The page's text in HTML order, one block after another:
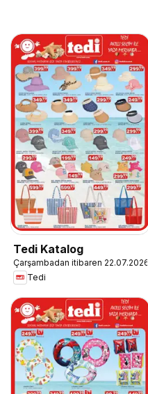
Tedi Katalog
Çarşambadan itibaren 22.07.2026
Tedi